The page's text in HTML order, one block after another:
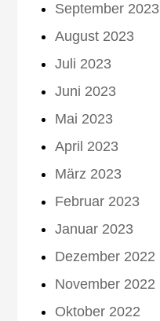
September 2023
August 2023
Juli 2023
Juni 2023
Mai 2023
April 2023
März 2023
Februar 2023
Januar 2023
Dezember 2022
November 2022
Oktober 2022